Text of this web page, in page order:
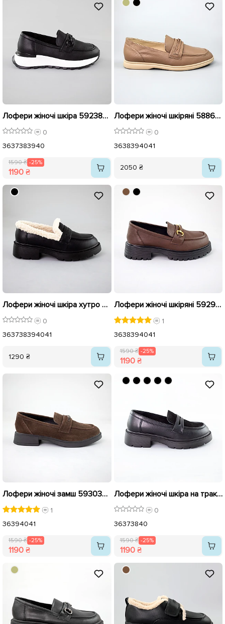
Лофери жіночі шкіра 592380 Чорні розпродаж
0
3637383940
1590 ₴ -25%
1190 ₴
Лофери жіночі шкіряні 588629 Бежеві
0
3638394041
2050 ₴
Лофери жіночі шкіра хутро 593038 Чорні
0
363738394041
1290 ₴
Лофери жіночі шкіряні 592960 Коричневі розпродаж
1
3638394041
1590 ₴ -25%
1190 ₴
Лофери жіночі замш 593035 Коричневі розпродаж
1
36394041
1590 ₴ -25%
1190 ₴
Лофери жіночі шкіра на тракторній підошві 592378 Чорні розпродаж
0
36373840
1590 ₴ -25%
1190 ₴